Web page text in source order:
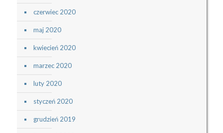
czerwiec 2020
maj 2020
kwiecień 2020
marzec 2020
luty 2020
styczeń 2020
grudzień 2019